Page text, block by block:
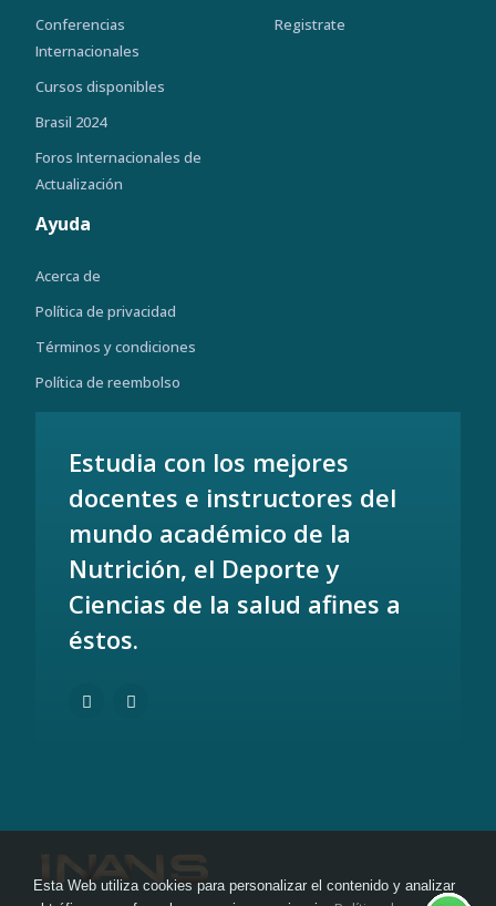
Esta Web utiliza cookies para personalizar el contenido y analizar
Conferencias
Internacionales
Cursos disponibles
Brasil 2024
Foros Internacionales de
Actualización
Registrate
Ayuda
Acerca de
Política de privacidad
Términos y condiciones
Política de reembolso
Estudia con los mejores
docentes e instructores del
mundo académico de la
Nutrición, el Deporte y
Ciencias de la salud afines a
éstos.